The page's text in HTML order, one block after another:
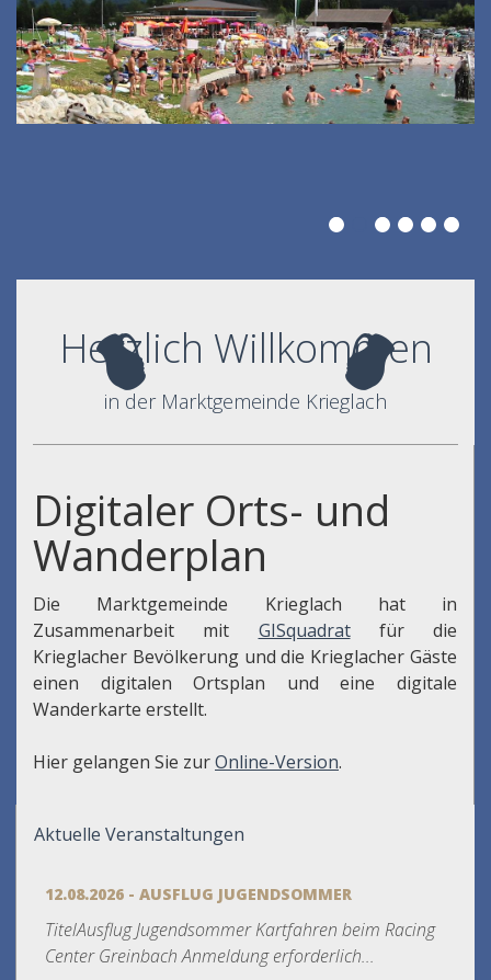
Herzlich Willkommen
in der Marktgemeinde Krieglach
Digitaler Orts- und
Wanderplan
Die Marktgemeinde Krieglach hat in
Zusammenarbeit mit GISquadrat
für die
Krieglacher Bevölkerung und die Krieglacher Gäste
einen digitalen Ortsplan und eine digitale
Wanderkarte erstellt.
Hier gelangen Sie zurOnline-Version.
Aktuelle Veranstaltungen
12.08.2026 - AUSFLUG JUGENDSOMMER
TitelAusflug Jugendsommer Kartfahren beim Racing
Center Greinbach Anmeldung erforderlich...